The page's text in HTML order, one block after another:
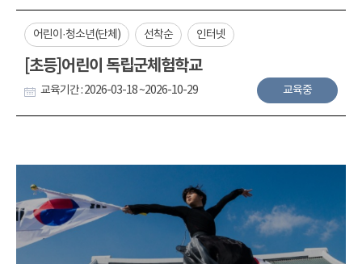
어린이·청소년(단체) 선착순 인터넷
[초등]어린이 독립군체험학교
교육기간 : 2026-03-18 ~2026-10-29 교육중